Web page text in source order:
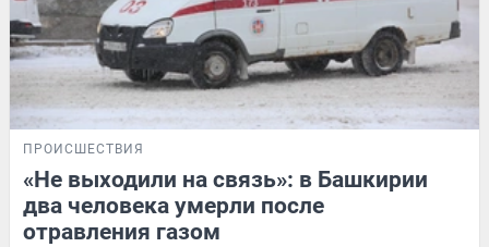
ПРОИСШЕСТВИЯ
«Не выходили на связь»: в Башкирии
два человека умерли после
отравления газом